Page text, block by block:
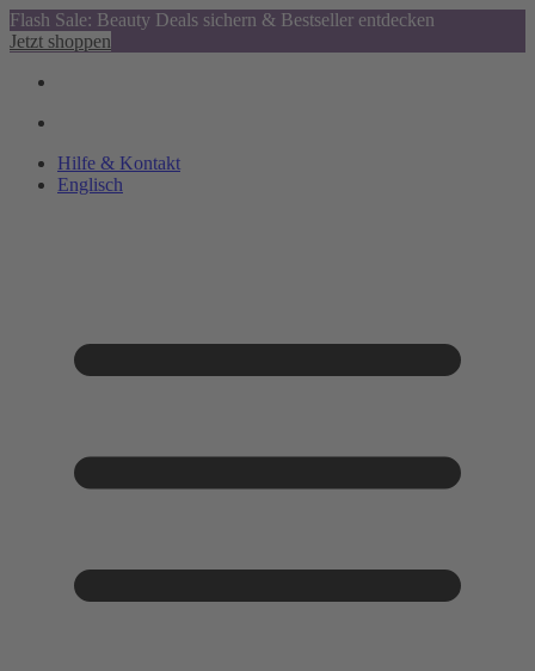
Flash Sale: Beauty Deals sichern & Bestseller entdecken
Jetzt shoppen
Hilfe & Kontakt
Englisch